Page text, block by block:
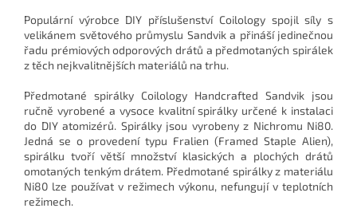
Populární výrobce DIY příslušenství Coilology spojil síly s
velikánem světového průmyslu Sandvik a přináší jedinečnou
řadu prémiových odporových drátů a předmotaných spirálek
z těch nejkvalitnějších materiálů na trhu.
Předmotané spirálky Coilology Handcrafted Sandvik jsou
ručně vyrobené a vysoce kvalitní spirálky určené k instalaci
do DIY atomizérů. Spirálky jsou vyrobeny z Nichromu Ni80.
Jedná se o provedení typu Fralien (Framed Staple Alien),
spirálku tvoří větší množství klasických a plochých drátů
omotaných tenkým drátem. Předmotané spirálky z materiálu
Ni80 lze používat v režimech výkonu, nefungují v teplotních
režimech.